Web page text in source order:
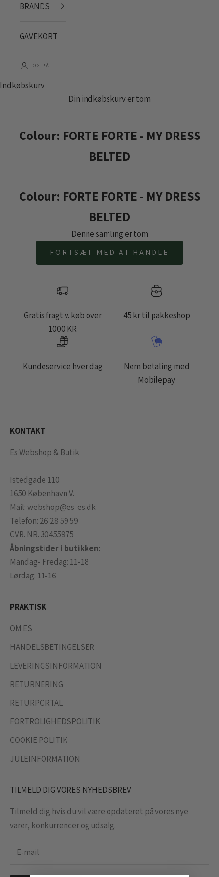
BRANDS
GAVEKORT
LOG PÅ
Indkøbskurv
Din indkøbskurv er tom
Colour: FORTE FORTE - MY DRESS
BELTED
Colour: FORTE FORTE - MY DRESS
BELTED
Denne samling er tom
FORTSÆT MED AT HANDLE
Gratis fragt v. køb over
1000 KR
45 kr til pakkeshop
Kundeservice hver dag
Nem betaling med
Mobilepay
KONTAKT
Es Webshop & Butik
Istedgade 110
1650 København V.
Mail:webshop@es-es.dk
Telefon: 26 28 59 59
CVR. NR. 30455975
Åbningstider i butikken:
Mandag- Fredag: 11-18
Lørdag: 11-16
PRAKTISK
OM ES
HANDELSBETINGELSER
LEVERINGSINFORMATION
RETURNERING
RETURPORTAL
FORTROLIGHEDSPOLITIK
COOKIE POLITIK
JULEINFORMATION
TILMELD DIG VORES NYHEDSBREV
Tilmeld dig hvis du vil være opdateret på vores nye
varer, konkurrencer og udsalg.